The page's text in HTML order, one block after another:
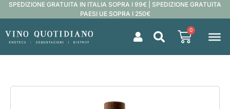
SPEDIZIONE GRATUITA IN ITALIA SOPRA I 99€ | SPEDIZIONE GRATUITA
PAESI UE SOPRA I 250€
0